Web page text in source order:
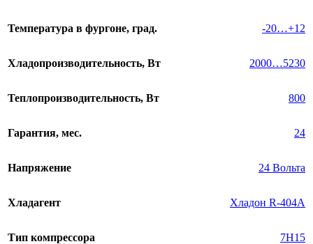
Температура в фургоне, град. -20…+12
Хладопроизводительность, Вт 2000…5230
Теплопроизводительность, Вт 800
Гарантия, мес. 24
Напряжение 24 Вольта
Хладагент Хладон R-404A
Тип компрессора 7H15